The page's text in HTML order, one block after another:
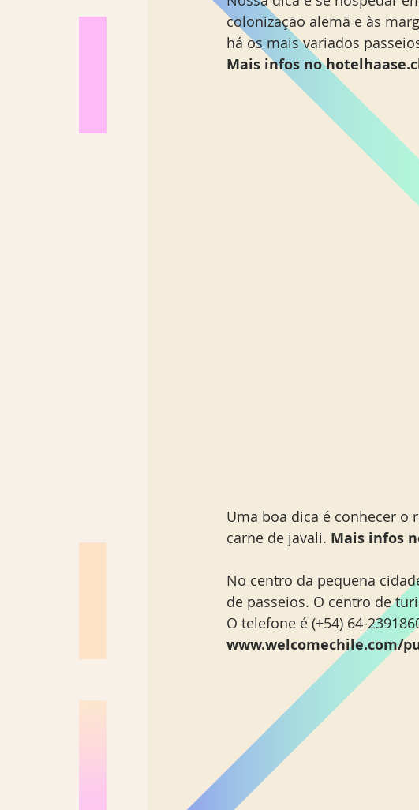
colonização alemã e às
há os mais variados
Mais infos no
Uma boa dica é conhecer o
carne de javali. Mais infos
No centro da pequena
de passeios. O centro de
O telefone é (+54) 64-
www.welcomechile.com/